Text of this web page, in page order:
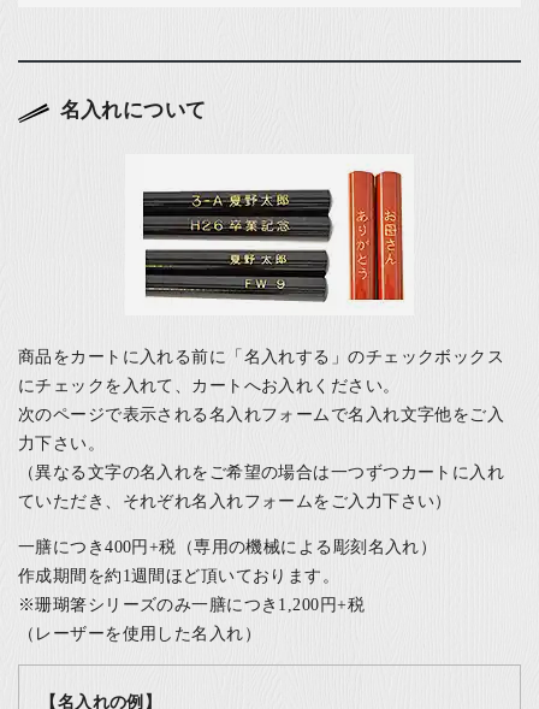
名入れについて
商品をカートに入れる前に「名入れする」のチェックボックス
にチェックを入れて、カートへお入れください。
次のページで表示される名入れフォームで名入れ文字他をご入
力下さい。
（異なる文字の名入れをご希望の場合は一つずつカートに入れ
ていただき、それぞれ名入れフォームをご入力下さい）
一膳につき400円+税（専用の機械による彫刻名入れ）
作成期間を約1週間ほど頂いております。
※珊瑚箸シリーズのみ一膳につき1,200円+税
（レーザーを使用した名入れ）
【名入れの例】